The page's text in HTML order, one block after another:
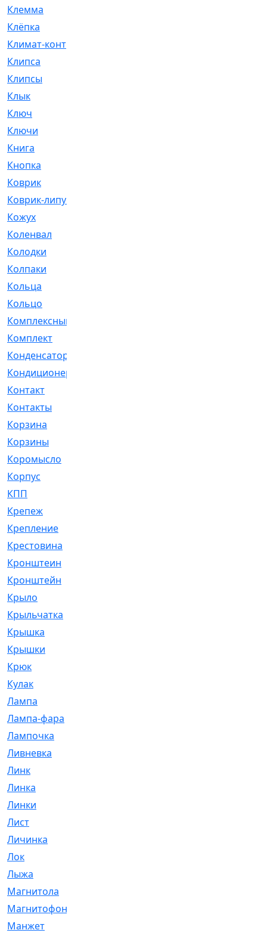
Клемма
Клёпка
Климат-контроль
Клипса
Клипсы
Клык
Ключ
Ключи
Книга
Кнопка
Коврик
Коврик-липучка
Кожух
Коленвал
Колодки
Колпаки
Кольца
Кольцо
Комплексный
Комплект
Конденсатор
Кондиционер
Контакт
Контакты
Корзина
Корзины
Коромысло
Корпус
КПП
Крепеж
Крепление
Крестовина
Кронштеин
Кронштейн
Крыло
Крыльчатка
Крышка
Крышки
Крюк
Кулак
Лампа
Лампа-фара
Лампочка
Ливневка
Линк
Линка
Линки
Лист
Личинка
Лок
Лыжа
Магнитола
Магнитофон
Манжет